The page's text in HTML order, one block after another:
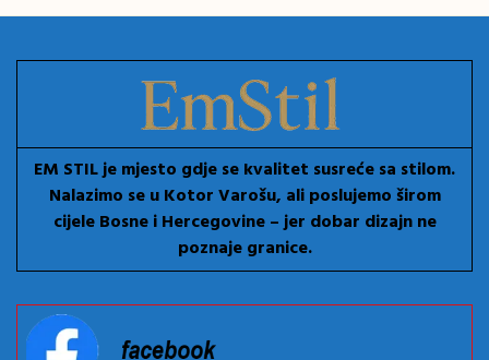
EM STIL je mjesto gdje se kvalitet susreće sa stilom.
Nalazimo se u Kotor Varošu, ali poslujemo širom
cijele Bosne i Hercegovine – jer dobar dizajn ne
poznaje granice.